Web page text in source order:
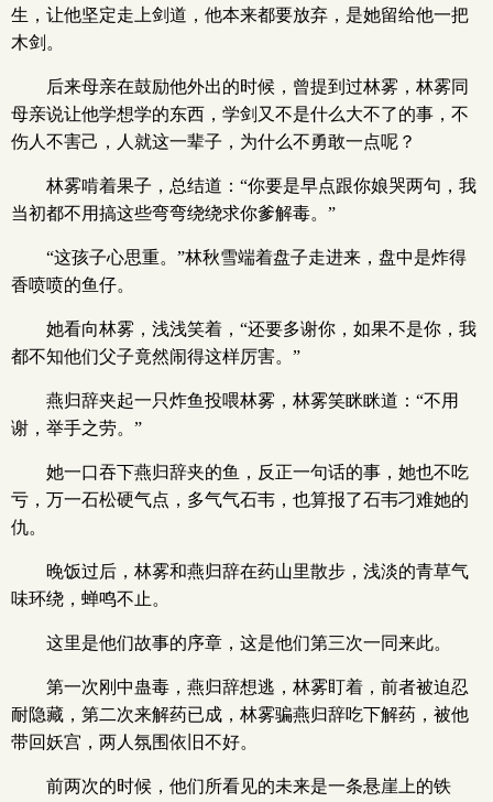
生，让他坚定走上剑道，他本来都要放弃，是她留给他一把
木剑。
后来母亲在鼓励他外出的时候，曾提到过林雾，林雾同
母亲说让他学想学的东西，学剑又不是什么大不了的事，不
伤人不害己，人就这一辈子，为什么不勇敢一点呢？
林雾啃着果子，总结道：“你要是早点跟你娘哭两句，我
当初都不用搞这些弯弯绕绕求你爹解毒。”
“这孩子心思重。”林秋雪端着盘子走进来，盘中是炸得
香喷喷的鱼仔。
她看向林雾，浅浅笑着，“还要多谢你，如果不是你，我
都不知他们父子竟然闹得这样厉害。”
燕归辞夹起一只炸鱼投喂林雾，林雾笑眯眯道：“不用
谢，举手之劳。”
她一口吞下燕归辞夹的鱼，反正一句话的事，她也不吃
亏，万一石松硬气点，多气气石韦，也算报了石韦刁难她的
仇。
晚饭过后，林雾和燕归辞在药山里散步，浅淡的青草气
味环绕，蝉鸣不止。
这里是他们故事的序章，这是他们第三次一同来此。
第一次刚中蛊毒，燕归辞想逃，林雾盯着，前者被迫忍
耐隐藏，第二次来解药已成，林雾骗燕归辞吃下解药，被他
带回妖宫，两人氛围依旧不好。
前两次的时候，他们所看见的未来是一条悬崖上的铁